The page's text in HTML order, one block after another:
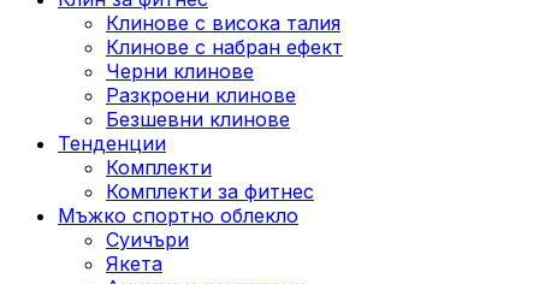
Клинове с висока талия
Клинове с набран ефект
Черни клинове
Разкроени клинове
Безшевни клинове
Тенденции
Комплекти
Комплекти за фитнес
Мъжко спортно облекло
Суичъри
Якета